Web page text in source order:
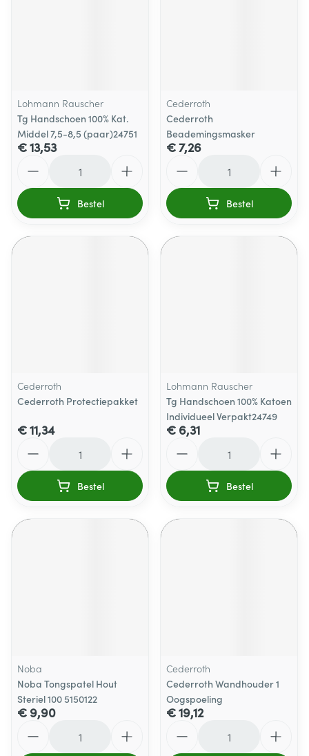
Lohmann Rauscher
Tg Handschoen 100% Kat.
Middel 7,5-8,5 (paar)24751
€ 13,53
Bestel
Cederroth
Cederroth
Beademingsmasker
€ 7,26
Bestel
Cederroth
Cederroth Protectiepakket
€ 11,34
Bestel
Lohmann Rauscher
Tg Handschoen 100% Katoen
Individueel Verpakt24749
€ 6,31
Bestel
Noba
Noba Tongspatel Hout
Steriel 100 5150122
€ 9,90
Cederroth
Cederroth Wandhouder 1
Oogspoeling
€ 19,12